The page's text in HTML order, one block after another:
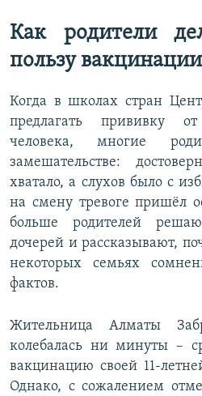
Как родители
пользу вакцинации
Когда в школах стран
предлагать прививку
человека, многие
замешательстве:
хватало, а слухов было с
на смену тревоге пришёл
больше родителей
дочерей и рассказывают,
некоторых семьях
фактов.
Жительница Алматы
колебалась ни минуты –
вакцинацию своей 11-
Однако, с сожалением